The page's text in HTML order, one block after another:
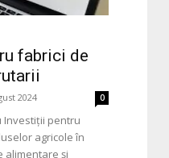
fabrici de
2024 0
Investiţii pentru
agricole în
alimentare şi